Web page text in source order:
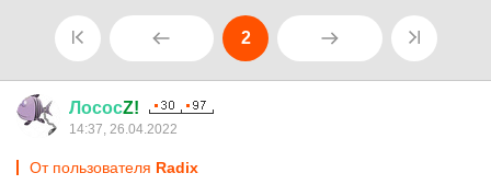
2
ЛососZ!
14:37, 26.04.2022
От пользователя Rаdix